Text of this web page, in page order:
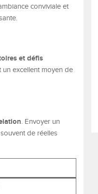
conviviale et
et défis
un excellent moyen de
. Envoyer un
de réelles